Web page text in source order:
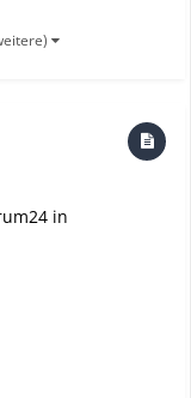
Artikel
DAC...
in